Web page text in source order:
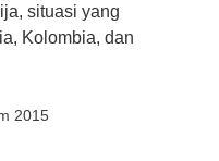
situasi yang
Kolombia, dan
2015